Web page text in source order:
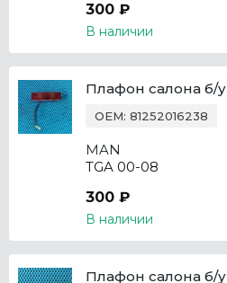
300 ₽
В наличии
Плафон салона б/у
OEM: 81252016238
MAN
TGA 00-08
300 ₽
В наличии
Плафон салона б/у